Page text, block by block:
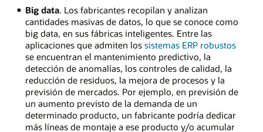
Big data. Los fabricantes recopilan y analizan
cantidades masivas de datos, lo que se conoce como
big data, en sus fábricas inteligentes. Entre las
aplicaciones que admiten los sistemas ERP robustos
se encuentran el mantenimiento predictivo, la
detección de anomalías, los controles de calidad, la
reducción de residuos, la mejora de procesos y la
previsión de mercados. Por ejemplo, en previsión de
un aumento previsto de la demanda de un
determinado producto, un fabricante podría dedicar
más líneas de montaje a ese producto y/o acumular